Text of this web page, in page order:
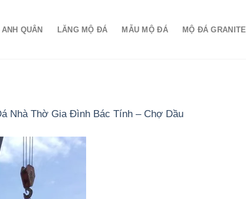
QUÂN LĂNG MỘ ĐÁ MẪU MỘ ĐÁ MỘ ĐÁ GRANITE
Nhà Thờ Gia Đình Bác Tính – Chợ Dầu